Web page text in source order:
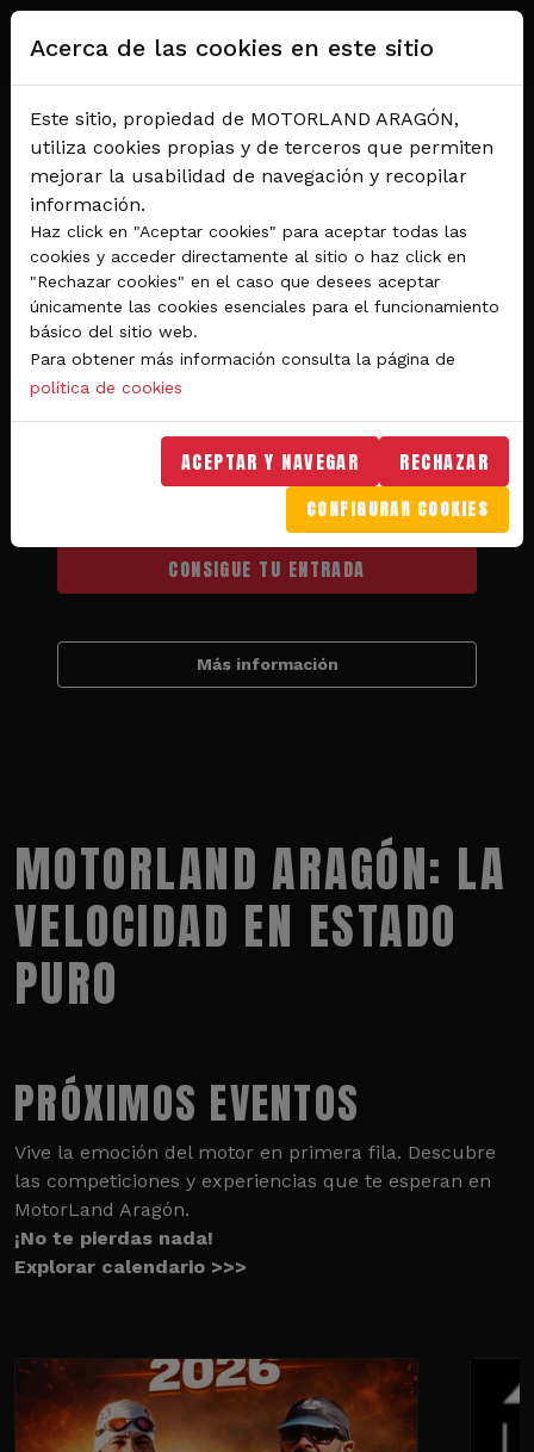
Pasar al contenido principal
Del 28 al 30 de agosto 2026
Circuito de velocidad
GRAN PREMIO
MICHELIN® DE ARAGÓN
DE MOTOGP™ 2026
CONSIGUE TU ENTRADA
Más información
MOTORLAND ARAGÓN: LA
VELOCIDAD EN ESTADO
PURO
PRÓXIMOS EVENTOS
Vive la emoción del motor en primera fila. Descubre
las competiciones y experiencias que te esperan en
MotorLand Aragón.
¡No te pierdas nada!
Explorar calendario >>>
Acerca de las cookies en este sitio
Este sitio, propiedad de MOTORLAND ARAGÓN,
utiliza cookies propias y de terceros que permiten
mejorar la usabilidad de navegación y recopilar
información.
Haz click en "Aceptar cookies" para aceptar todas las
cookies y acceder directamente al sitio o haz click en
"Rechazar cookies" en el caso que desees aceptar
únicamente las cookies esenciales para el funcionamiento
básico del sitio web.
Para obtener más información consulta la página de
política de cookies
ACEPTAR Y NAVEGAR RECHAZAR
CONFIGURAR COOKIES